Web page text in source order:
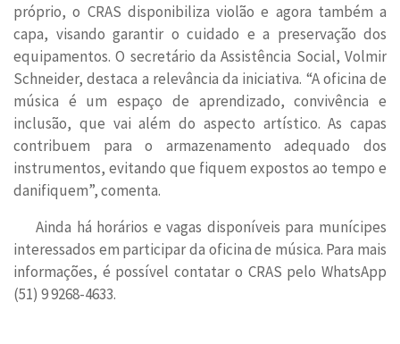
próprio, o CRAS disponibiliza violão e agora também a
capa, visando garantir o cuidado e a preservação dos
equipamentos. O secretário da Assistência Social, Volmir
Schneider, destaca a relevância da iniciativa. “A oficina de
música é um espaço de aprendizado, convivência e
inclusão, que vai além do aspecto artístico. As capas
contribuem para o armazenamento adequado dos
instrumentos, evitando que fiquem expostos ao tempo e
danifiquem”, comenta.
Ainda há horários e vagas disponíveis para munícipes
interessados em participar da oficina de música. Para mais
informações, é possível contatar o CRAS pelo WhatsApp
(51) 9 9268-4633.